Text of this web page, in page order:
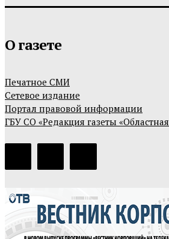
О газете
Печатное СМИ
Сетевое издание
Портал правовой информации
ГБУ СО «Редакция газеты «Областная